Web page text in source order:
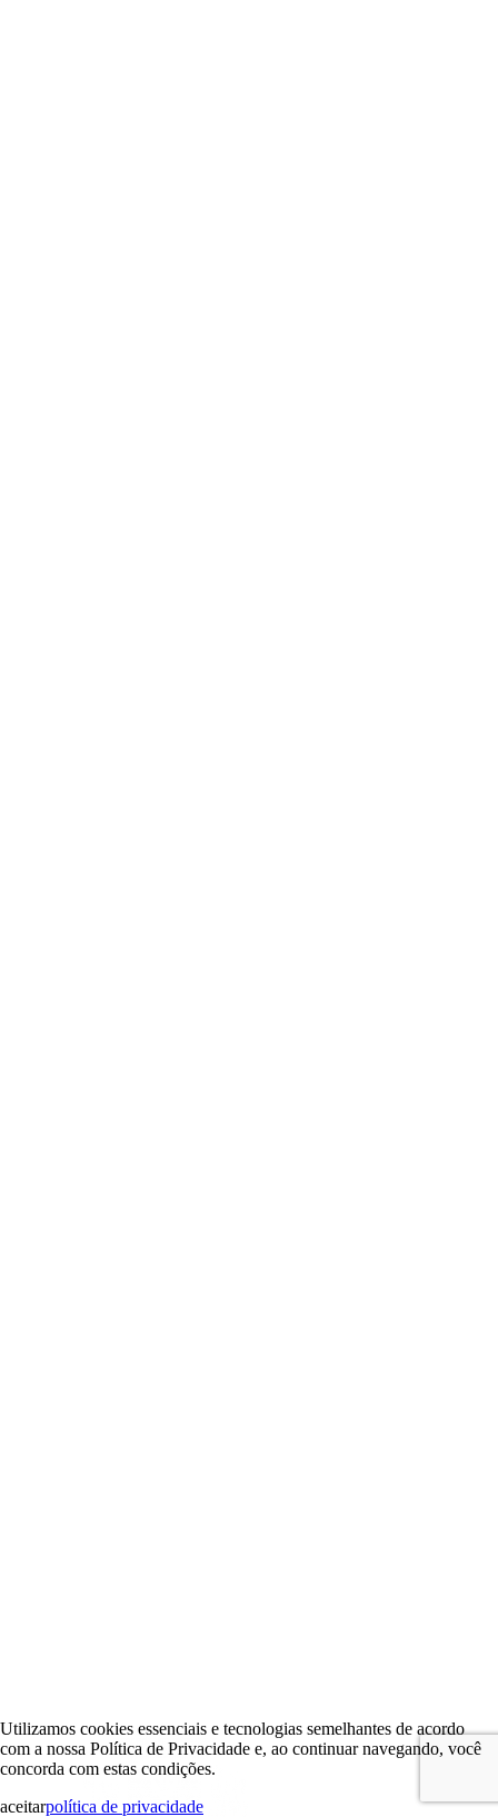
Utilizamos cookies essenciais e tecnologias semelhantes de acordo
com a nossa Política de Privacidade e, ao continuar navegando, você
concorda com estas condições.
aceitarpolítica de privacidade